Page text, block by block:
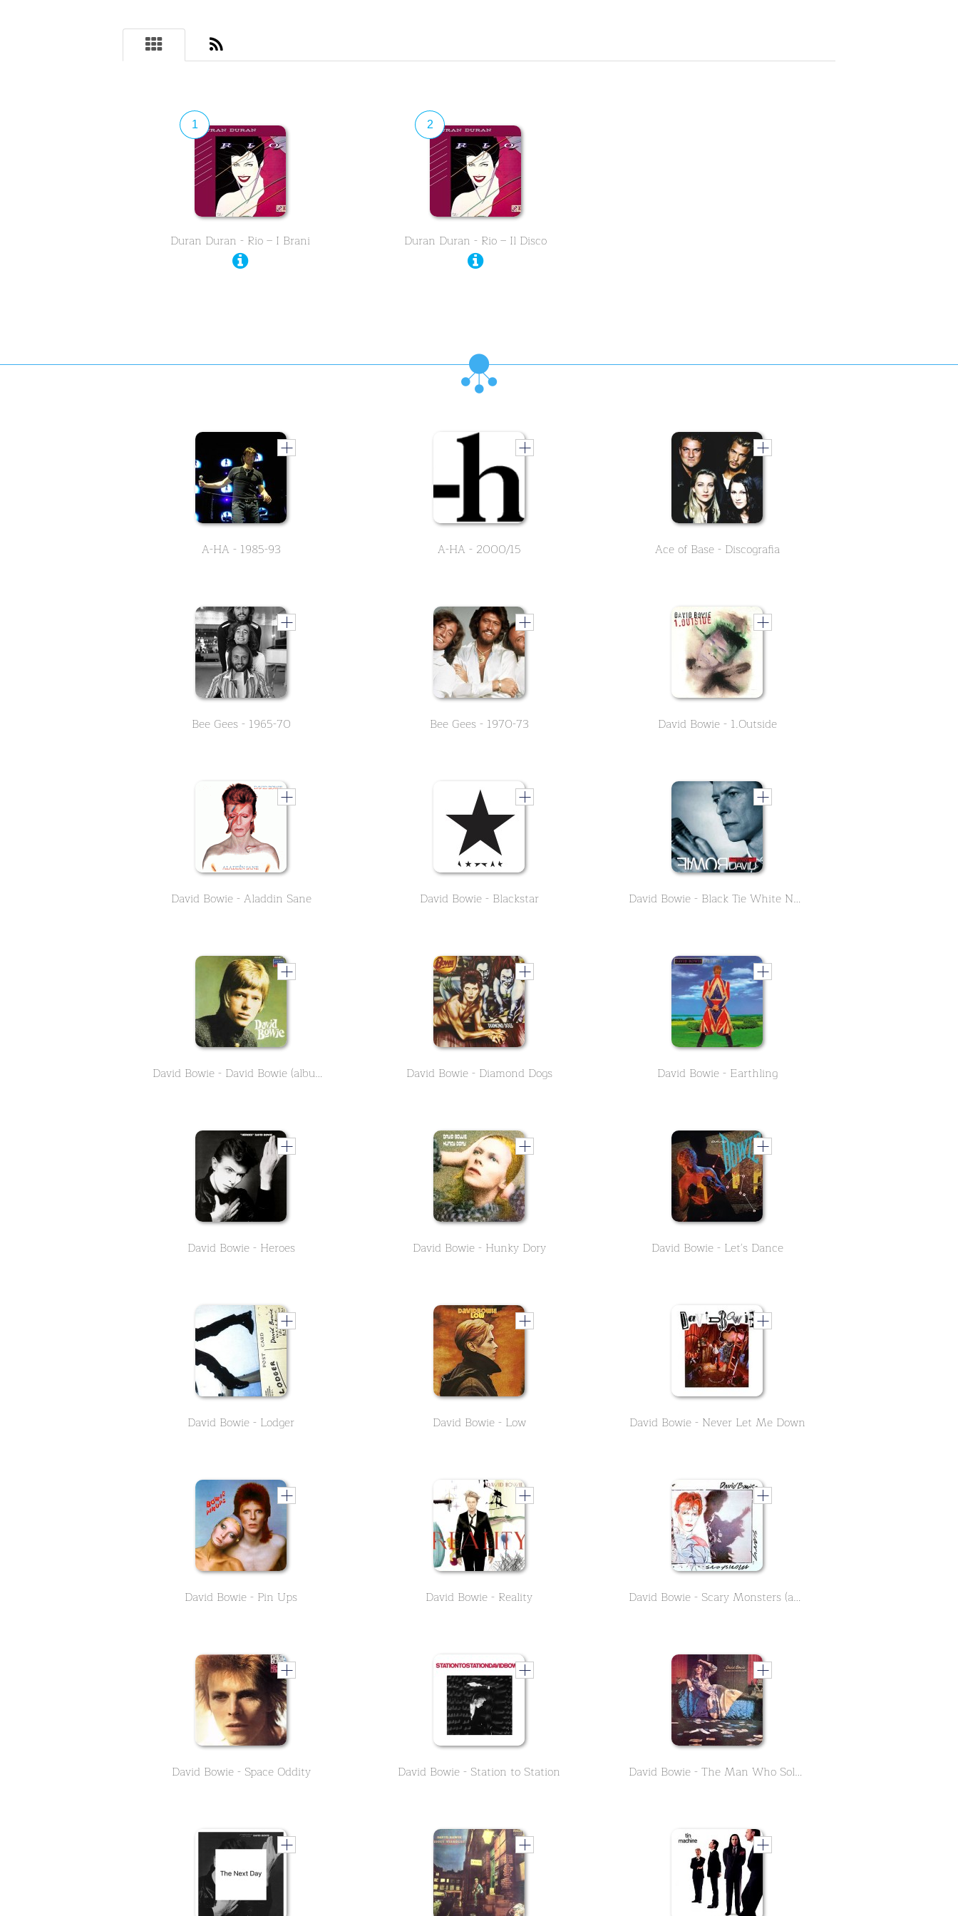
1
Duran Duran - Rio – I Brani
2
Duran Duran - Rio – Il Disco
A-HA - 1985-93 A-HA - 2000/15 Ace of Base - Discografia
Bee Gees - 1965-70 Bee Gees - 1970-73 David Bowie - 1.Outside
David Bowie - Aladdin Sane David Bowie - Blackstar David Bowie - Black Tie White Noise
David Bowie - David Bowie (album 1967) David Bowie - Diamond Dogs David Bowie - Earthling
David Bowie - Heroes David Bowie - Hunky Dory David Bowie - Let's Dance
David Bowie - Lodger David Bowie - Low David Bowie - Never Let Me Down
David Bowie - Pin Ups David Bowie - Reality David Bowie - Scary Monsters (and Super Creeps)
David Bowie - Space Oddity David Bowie - Station to Station David Bowie - The Man Who Sold the World